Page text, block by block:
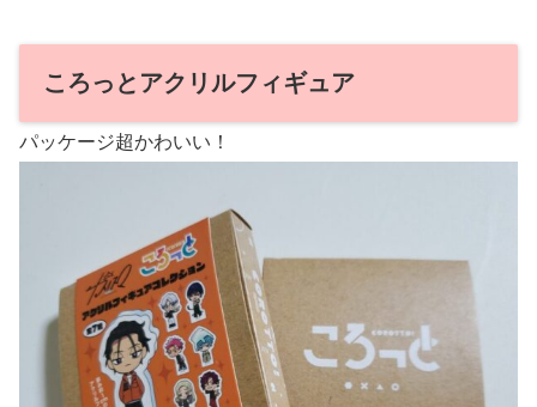
ころっとアクリルフィギュア
パッケージ超かわいい！